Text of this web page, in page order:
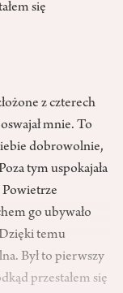
się
z czterech
mnie. To
dobrowolnie,
tym uspokajała
Powietrze
go ubywało
temu
Był to pierwszy
przestałem się